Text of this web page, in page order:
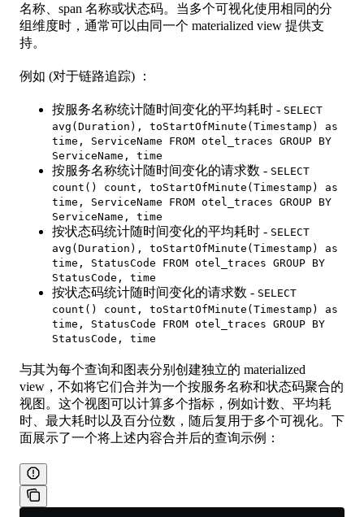
名称、span 名称或状态码。当多个可视化使用相同的分
组维度时，通常可以由同一个 materialized view 提供支
持。
例如 (对于链路追踪) ：
按服务名称统计随时间变化的平均耗时 - SELECT
avg(Duration), toStartOfMinute(Timestamp) as
time, ServiceName FROM otel_traces GROUP BY
ServiceName, time
按服务名称统计随时间变化的请求数 - SELECT
count() count, toStartOfMinute(Timestamp) as
time, ServiceName FROM otel_traces GROUP BY
ServiceName, time
按状态码统计随时间变化的平均耗时 - SELECT
avg(Duration), toStartOfMinute(Timestamp) as
time, StatusCode FROM otel_traces GROUP BY
StatusCode, time
按状态码统计随时间变化的请求数 - SELECT
count() count, toStartOfMinute(Timestamp) as
time, StatusCode FROM otel_traces GROUP BY
StatusCode, time
与其为每个查询和图表分别创建独立的 materialized
view，不如将它们合并为一个按服务名称和状态码聚合的
视图。这个视图可以计算多个指标，例如计数、平均耗
时、最大耗时以及百分位数，随后复用于多个可视化。下
面展示了一个将上述内容合并后的查询示例：